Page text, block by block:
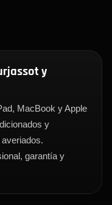
y
MacBook y Apple
y
garantía y